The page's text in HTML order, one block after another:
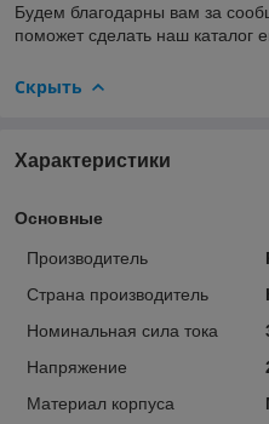
Будем благодарны вам за
поможет сделать наш каталог
Скрыть
Характеристики
Основные
Производитель
Страна производитель
Номинальная сила тока
Напряжение
Материал корпуса